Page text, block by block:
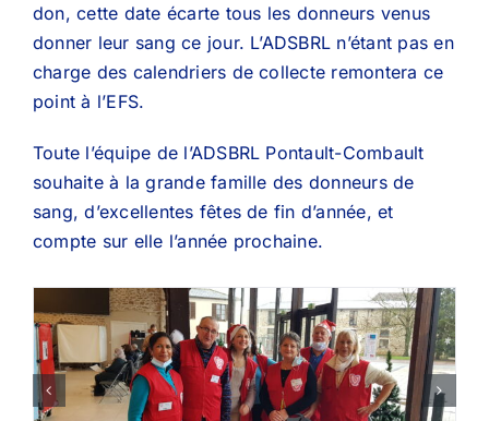
don, cette date écarte tous les donneurs venus
donner leur sang ce jour. L’ADSBRL n’étant pas en
charge des calendriers de collecte remontera ce
point à l’EFS.
Toute l’équipe de l’ADSBRL Pontault-Combault
souhaite à la grande famille des donneurs de
sang, d’excellentes fêtes de fin d’année, et
compte sur elle l’année prochaine.